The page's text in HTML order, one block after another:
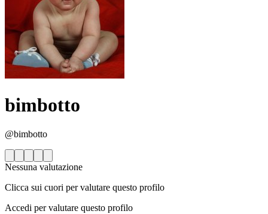
bimbotto
@bimbotto
Nessuna valutazione
Clicca sui cuori per valutare questo profilo
Accedi per valutare questo profilo